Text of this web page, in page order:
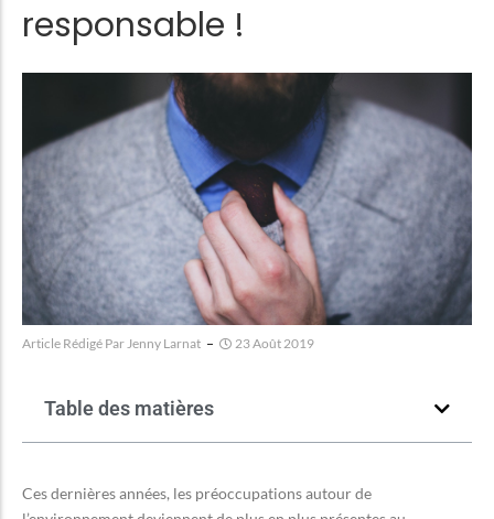
responsable !
Article Rédigé ParJenny Larnat 23 Août 2019
Table des matières
Ces dernières années, les préoccupations autour de